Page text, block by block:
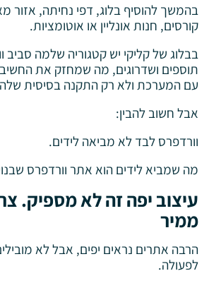
בהמשך להוסיף בלוג, דפי נחיתה, אזור
קורסים, חנות אונליין או אוטומציות.
בבלוג של קליקי יש קטגוריה שלמה סביב
תוספים ושדרוגים, מה שמחזק את
עם המערכת ולא רק התקנה בסיסית שלה.
אבל חשוב להבין:
וורדפרס לבד לא מביאה לידים.
מה שמביא לידים הוא אתר וורדפרס שבנוי
עיצוב יפה זה לא מספיק.
ממיר
הרבה אתרים נראים יפים, אבל לא
לפעולה.